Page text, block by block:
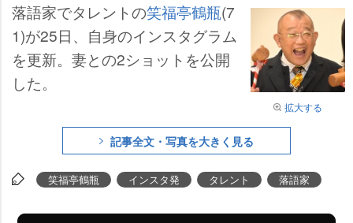
拡大する
落語家でタレントの笑福亭鶴瓶(7
1)が25日、自身のインスタグラム
を更新。妻との2ショットを公開
した。
記事全文・写真を大きく見る
笑福亭鶴瓶 インスタ発 タレント 落語家